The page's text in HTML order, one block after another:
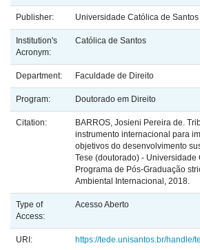
Publisher: Universidade Católica de Santos
Institution's
Acronym:
Católica de Santos
Department: Faculdade de Direito
Program: Doutorado em Direito
Citation:
BARROS, Josieni Pereira de.
instrumento internacional para
objetivos do desenvolvimento
Tese (doutorado) - Universidade
Programa de Pós-Graduação
Ambiental Internacional, 2018.
Type of
Access:
Acesso Aberto
URI: https://tede.unisantos.br/handle/